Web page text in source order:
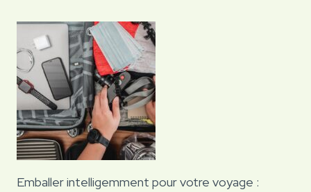
Emballer intelligemment pour votre voyage :